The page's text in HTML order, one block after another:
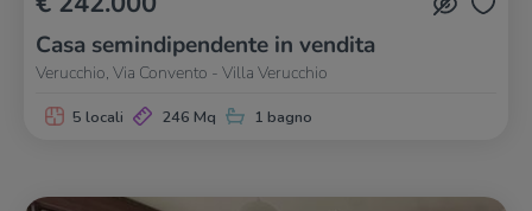
Casa semindipendente in vendita
Verucchio, Via Convento - Villa Verucchio
5 locali 246 Mq 1 bagno